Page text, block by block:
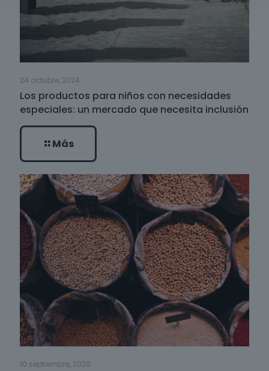
24 octubre, 2024
Los productos para niños con necesidades
especiales: un mercado que necesita inclusión
Más
10 septiembre, 2020